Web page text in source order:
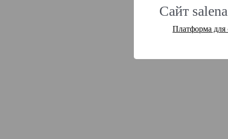
Сайт
Платформа для